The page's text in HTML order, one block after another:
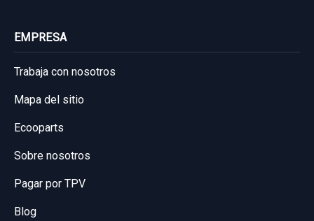
EMPRESA
Trabaja con nosotros
Mapa del sitio
Ecooparts
Sobre nosotros
Pagar por TPV
Blog